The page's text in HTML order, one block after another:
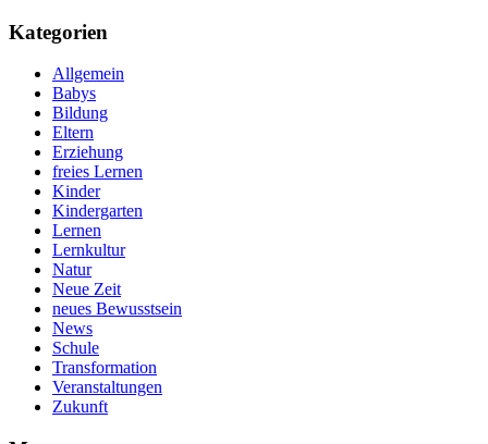
Kategorien
Allgemein
Babys
Bildung
Eltern
Erziehung
freies Lernen
Kinder
Kindergarten
Lernen
Lernkultur
Natur
Neue Zeit
neues Bewusstsein
News
Schule
Transformation
Veranstaltungen
Zukunft